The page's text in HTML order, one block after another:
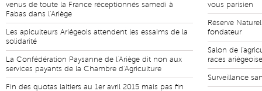
venus de toute la France réceptionnés samedi à
Fabas dans l'Ariège
Les apiculteurs Ariégeois attendent les essaims de la
solidarité
La Confédération Paysanne de l'Ariège dit non aux
services payants de la Chambre d'Agriculture
Fin des quotas laitiers au 1er avril 2015 mais pas fin
vous parisien
Réserve
fondateur
Salon de
races
Surveillance